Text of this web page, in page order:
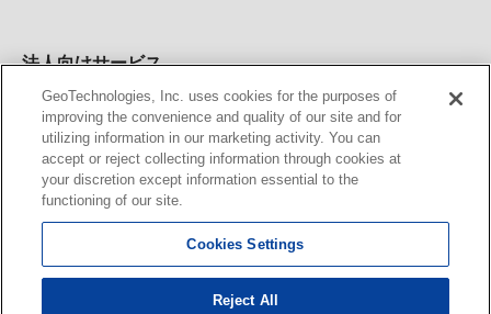
法人向けサービス
法人向け地図・位置情報サービス WEBサイト・システム向け地
図API Windows PC向け地図開発キット MapFan DB 住所確認
サービス
MAP WORLD+ トリマ広告 Geo-Research
カーナビ地図更新サービス
MapFan スマートメンバーズ
KENWOOD MapFan Club
GeoTechnologies, Inc. uses cookies for the purposes of
improving the convenience and quality of our site and for
utilizing information in our marketing activity. You can
accept or reject collecting information through cookies at
your discretion except information essential to the
functioning of our site.
Cookies Settings
Reject All